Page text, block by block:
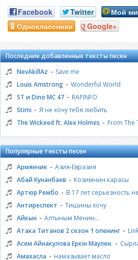
Facebook Twitter Мой
Одноклассники
Google+
Последние добавленные тексты песен
NevAkillAz - Save me
Louis Amstrong - Wonderful World
ST и Dino MC 47 - RAPINFO
Stimi - Я не хочу тебя любить
The Wickeed ft. Alex Holmes - From The
Популярные тексты песен
Армянчик - Азия-Евразия
Абай Кунанбаев - Козимнин карасы
Артюр Рембо - В 17 лет серьезность
Антиреспект - Тишины хочу
Айкын - Алтыным Менин...
Атака Титанов 2 сезон 1 опенинг -
Асем Айнакулова Еркiн Маулен. -
Амахасла - намазывает масло